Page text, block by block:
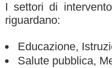
I settori di
riguardano:
Educazione,
Salute pubblica,